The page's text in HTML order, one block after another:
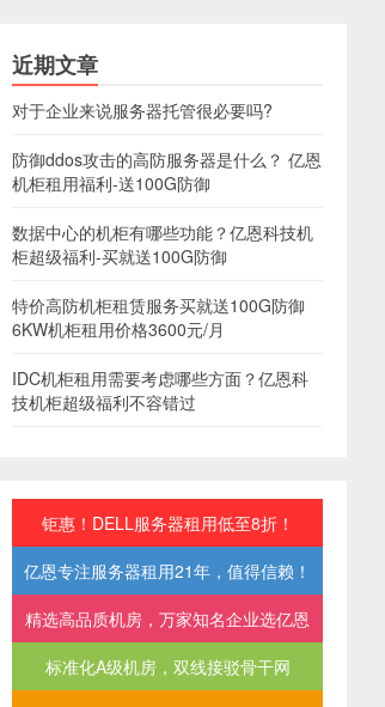
近期文章
对于企业来说服务器托管很必要吗?
防御ddos攻击的高防服务器是什么？ 亿恩
机柜租用福利-送100G防御
数据中心的机柜有哪些功能？亿恩科技机
柜超级福利-买就送100G防御
特价高防机柜租赁服务买就送100G防御
6KW机柜租用价格3600元/月
IDC机柜租用需要考虑哪些方面？亿恩科
技机柜超级福利不容错过
钜惠！DELL服务器租用低至8折！
亿恩专注服务器租用21年，值得信赖！
精选高品质机房，万家知名企业选亿恩
标准化A级机房，双线接驳骨干网